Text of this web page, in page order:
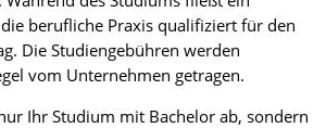
berufliche Praxis qualifiziert für den
Die Studiengebühren werden
vom Unternehmen getragen.
Ihr Studium mit Bachelor ab, sondern